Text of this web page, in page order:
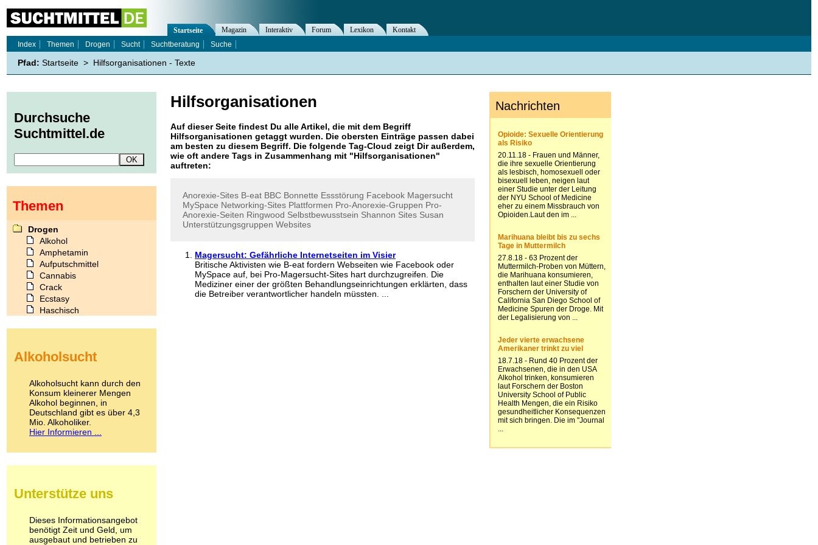
Hilfsorganisationen
Auf dieser Seite findest Du alle Artikel, die mit dem Begriff
Hilfsorganisationen getaggt wurden. Die obersten Einträge passen dabei
am besten zu diesem Begriff. Die folgende Tag-Cloud zeigt Dir außerdem,
wie oft andere Tags in Zusammenhang mit "Hilfsorganisationen"
auftreten:
Anorexie-Sites B-eat BBC Bonnette Essstörung Facebook Magersucht
MySpace Networking-Sites Plattformen Pro-Anorexie-Gruppen Pro-
Anorexie-Seiten Ringwood Selbstbewusstsein Shannon Sites Susan
Unterstützungsgruppen Websites
Magersucht: Gefährliche Internetseiten im Visier
Britische Aktivisten wie B-eat fordern Webseiten wie Facebook oder
MySpace auf, bei Pro-Magersucht-Sites hart durchzugreifen. Die
Mediziner einer der größten Behandlungseinrichtungen erklärten, dass
die Betreiber verantwortlicher handeln müssten. ...
Startseite Magazin Interaktiv Forum Lexikon
Kontakt
Index
Themen Drogen Sucht Suchtberatung Suche
Pfad: Startseite > Hilfsorganisationen - Texte
Durchsuche
Suchtmittel.de
Themen
Drogen
Alkohol
Amphetamin
Aufputschmittel
Cannabis
Crack
Ecstasy
Haschisch
Kokain
LSD
Marihuana
Medikamente
Meskalin
Metamphetamin
Methadon
Pilze
Psychopharmaka
Schlafmittel
Schmerzmittel
Alkoholsucht
Alkoholsucht kann durch den
Konsum kleinerer Mengen
Alkohol beginnen, in
Deutschland gibt es über 4,3
Mio. Alkoholiker.
Hier Informieren ...
Unterstütze uns
Dieses Informationsangebot
benötigt Zeit und Geld, um
ausgebaut und betrieben zu